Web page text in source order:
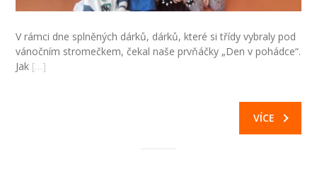
-- Školská rada
V rámci dne splněných dárků, dárků, které si třídy vybraly pod
vánočním stromečkem, čekal naše prvňáčky „Den v pohádce“.
Jak […]
VÍCE